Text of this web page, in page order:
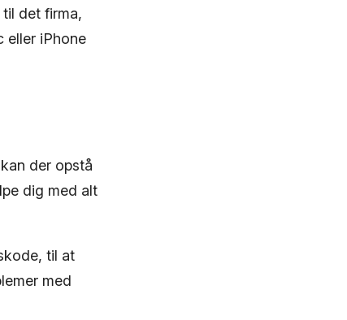
det firma,
eller iPhone
der opstå
dig med alt
til at
med